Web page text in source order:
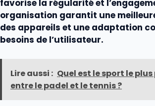
favorise la régularité et
organisation garantit une
des appareils et une adaptation
besoins de l’utilisateur.
Lire aussi : Quel est le sport le
entre le padel et le tennis ?